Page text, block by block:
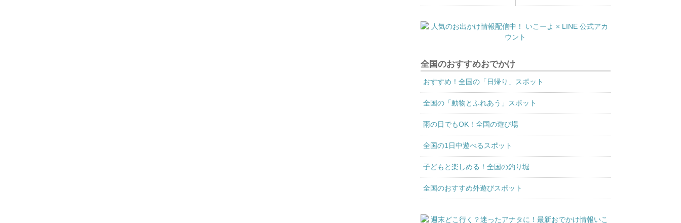
全国のおすすめおでかけ
おすすめ！全国の「日帰り」スポット
全国の「動物とふれあう」スポット
雨の日でもOK！全国の遊び場
全国の1日中遊べるスポット
子どもと楽しめる！全国の釣り堀
全国のおすすめ外遊びスポット